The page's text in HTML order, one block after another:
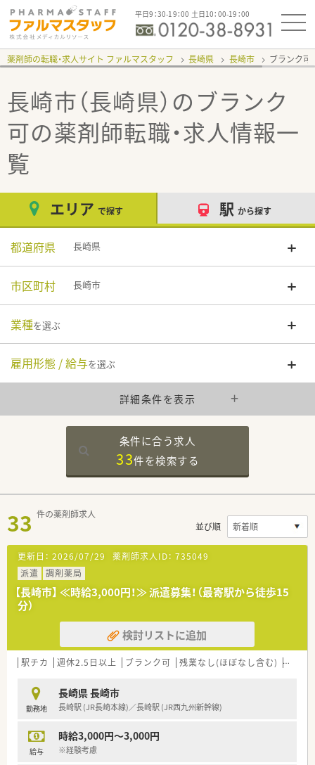
平日9：30-19：00 土日10：00-19：00
薬剤師の転職・求人サイト ファルマスタッフ 長崎県 長崎市 ブランク可
長崎市（長崎県）のブランク
可の薬剤師転職・求人情報一
覧
エリア で探す 駅 から探す
都道府県 長崎県
市区町村 長崎市
業種を選ぶ
雇用形態 / 給与を選ぶ
詳細条件を表示
条件に合う求人
33件を検索する
33 件の薬剤師求人
並び順
更新日： 2026/07/29 薬剤師求人ID： 735049
派遣
調剤薬局
【長崎市】 ≪時給3,000円！≫ 派遣募集！（最寄駅から徒歩15
分）
検討リストに追加
駅チカ 週休2.5日以上 ブランク可 残業なし(ほぼなし含む) 車通
勤務地
長崎県 長崎市
長崎駅 (JR長崎本線)／長崎駅 (JR西九州新幹線)
給与
時給3,000円～3,000円
※経験考慮